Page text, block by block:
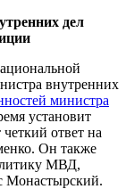
дел
внутренних
министра
установит
ответ на
Он также
МВД,
Монастырский.